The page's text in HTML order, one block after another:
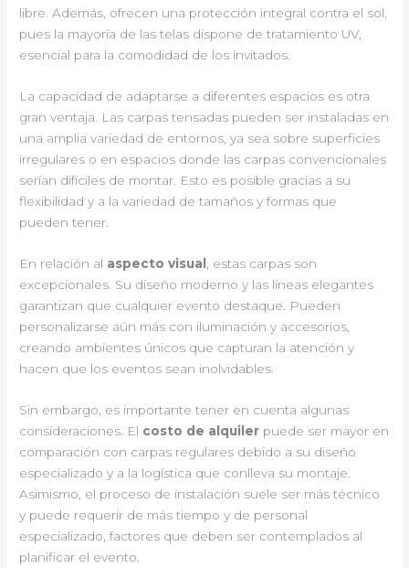
libre. Además, ofrecen una protección integral contra el sol,
pues la mayoría de las telas dispone de tratamiento UV,
esencial para la comodidad de los invitados.
La capacidad de adaptarse a diferentes espacios es otra
gran ventaja. Las carpas tensadas pueden ser instaladas en
una amplia variedad de entornos, ya sea sobre superficies
irregulares o en espacios donde las carpas convencionales
serían difíciles de montar. Esto es posible gracias a su
flexibilidad y a la variedad de tamaños y formas que
pueden tener.
En relación al aspecto visual
, estas carpas son
excepcionales. Su diseño moderno y las líneas elegantes
garantizan que cualquier evento destaque. Pueden
personalizarse aún más con iluminación y accesorios,
creando ambientes únicos que capturan la atención y
hacen que los eventos sean inolvidables.
Sin embargo, es importante tener en cuenta algunas
consideraciones. El costo de alquiler puede ser mayor en
comparación con carpas regulares debido a su diseño
especializado y a la logística que conlleva su montaje.
Asimismo, el proceso de instalación suele ser más técnico
y puede requerir de más tiempo y de personal
especializado, factores que deben ser contemplados al
planificar el evento.